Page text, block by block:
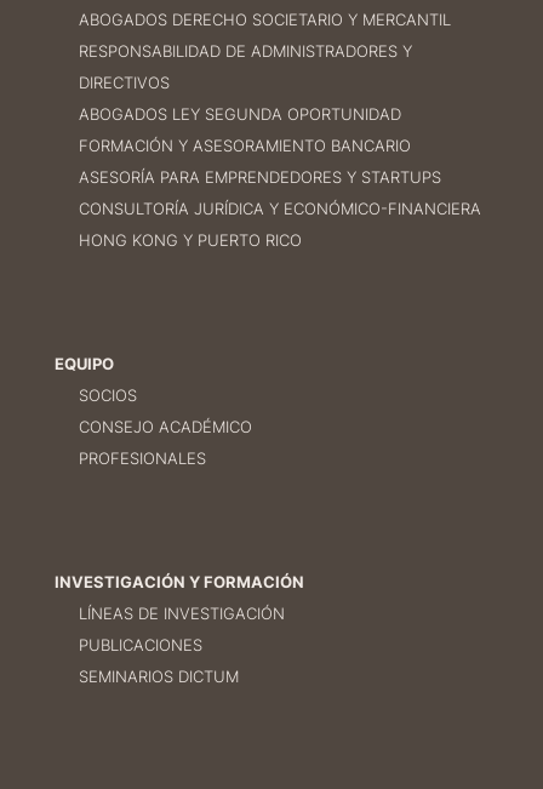
ABOGADOS DERECHO SOCIETARIO Y MERCANTIL
RESPONSABILIDAD DE ADMINISTRADORES Y
DIRECTIVOS
ABOGADOS LEY SEGUNDA OPORTUNIDAD
FORMACIÓN Y ASESORAMIENTO BANCARIO
ASESORÍA PARA EMPRENDEDORES Y STARTUPS
CONSULTORÍA JURÍDICA Y ECONÓMICO-FINANCIERA
HONG KONG Y PUERTO RICO
EQUIPO
SOCIOS
CONSEJO ACADÉMICO
PROFESIONALES
INVESTIGACIÓN Y FORMACIÓN
LÍNEAS DE INVESTIGACIÓN
PUBLICACIONES
SEMINARIOS DICTUM